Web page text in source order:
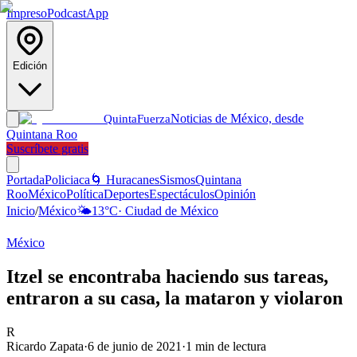
ImpresoPodcastApp
Edición
QuintaFuerzaNoticias de México, desde
Quintana Roo
Suscríbete gratis
PortadaPoliciaca 🌀 HuracanesSismosQuintana
RooMéxicoPolíticaDeportesEspectáculosOpinión
Inicio/México🌤️13°C· Ciudad de México
México
Itzel se encontraba haciendo sus tareas,
entraron a su casa, la mataron y violaron
R
Ricardo Zapata·6 de junio de 2021 ·1 min de lectura